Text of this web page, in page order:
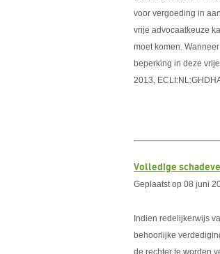
voor vergoeding in
vrije advocaatkeuze
moet komen.
beperking in deze
2013,
Volledige
Geplaatst op 08 juni
Indien redelijkerwijs
behoorlijke
de rechter te worden